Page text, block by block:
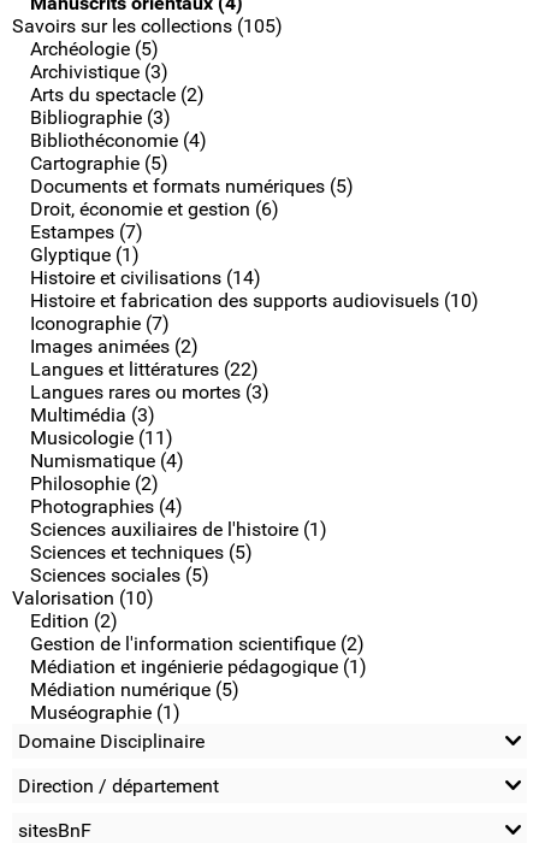
Savoirs sur les collections (105)
Archéologie (5)
Archivistique (3)
Arts du spectacle (2)
Bibliographie (3)
Bibliothéconomie (4)
Cartographie (5)
Documents et formats numériques (5)
Droit, économie et gestion (6)
Estampes (7)
Glyptique (1)
Histoire et civilisations (14)
Histoire et fabrication des supports audiovisuels (10)
Iconographie (7)
Images animées (2)
Langues et littératures (22)
Langues rares ou mortes (3)
Multimédia (3)
Musicologie (11)
Numismatique (4)
Philosophie (2)
Photographies (4)
Sciences auxiliaires de l'histoire (1)
Sciences et techniques (5)
Sciences sociales (5)
Valorisation (10)
Edition (2)
Gestion de l'information scientifique (2)
Médiation et ingénierie pédagogique (1)
Médiation numérique (5)
Muséographie (1)
Domaine Disciplinaire
Direction / département
sitesBnF